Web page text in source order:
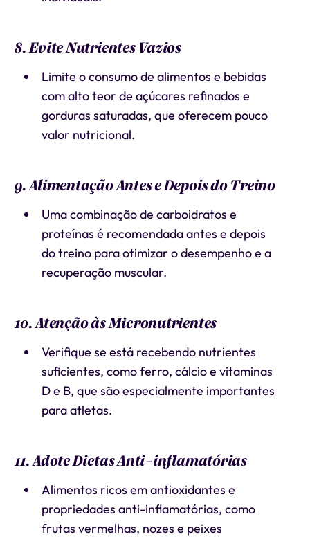
8. Evite Nutrientes Vazios
Limite o consumo de alimentos e bebidas
com alto teor de açúcares refinados e
gorduras saturadas, que oferecem pouco
valor nutricional.
9. Alimentação Antes e Depois do Treino
Uma combinação de carboidratos e
proteínas é recomendada antes e depois
do treino para otimizar o desempenho e a
recuperação muscular.
10. Atenção às Micronutrientes
Verifique se está recebendo nutrientes
suficientes, como ferro, cálcio e vitaminas
D e B, que são especialmente importantes
para atletas.
11. Adote Dietas Anti-inflamatórias
Alimentos ricos em antioxidantes e
propriedades anti-inflamatórias, como
frutas vermelhas, nozes e peixes